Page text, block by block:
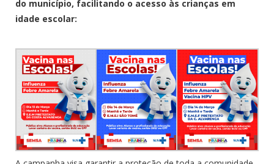
do município, facilitando o acesso às crianças em
idade escolar: